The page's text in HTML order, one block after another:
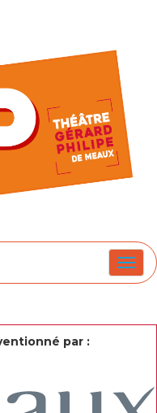
par :